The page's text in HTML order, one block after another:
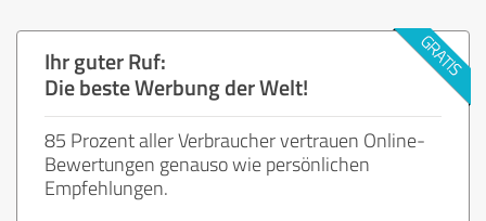
Ihr guter Ruf:
Die beste Werbung der Welt!
85 Prozent aller Verbraucher vertrauen Online-
Bewertungen genauso wie persönlichen
Empfehlungen.